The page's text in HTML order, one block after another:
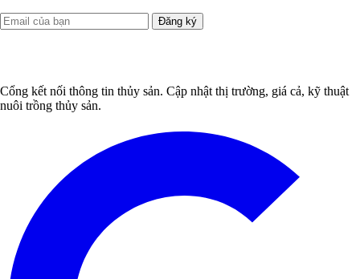
Đăng ký
Cổng kết nối thông tin thủy sản. Cập nhật thị trường, giá cả, kỹ thuật
nuôi trồng thủy sản.